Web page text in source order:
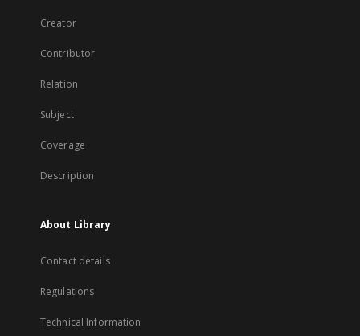
Creator
Contributor
Relation
Subject
Coverage
Description
About Library
Contact details
Regulations
Technical Information